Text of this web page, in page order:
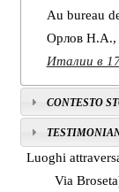
Au bureau
Орлов Н.А.,
Италии в
CONTESTO
Luoghi
Via